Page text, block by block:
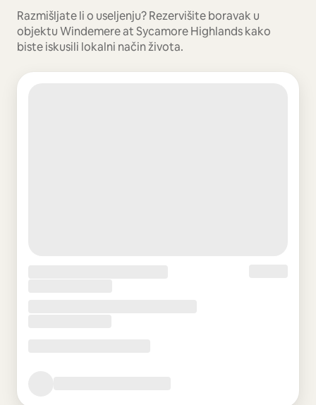
Razmišljate li o useljenju? Rezervišite boravak u
objektu Windemere at Sycamore Highlands kako
biste iskusili lokalni način života.